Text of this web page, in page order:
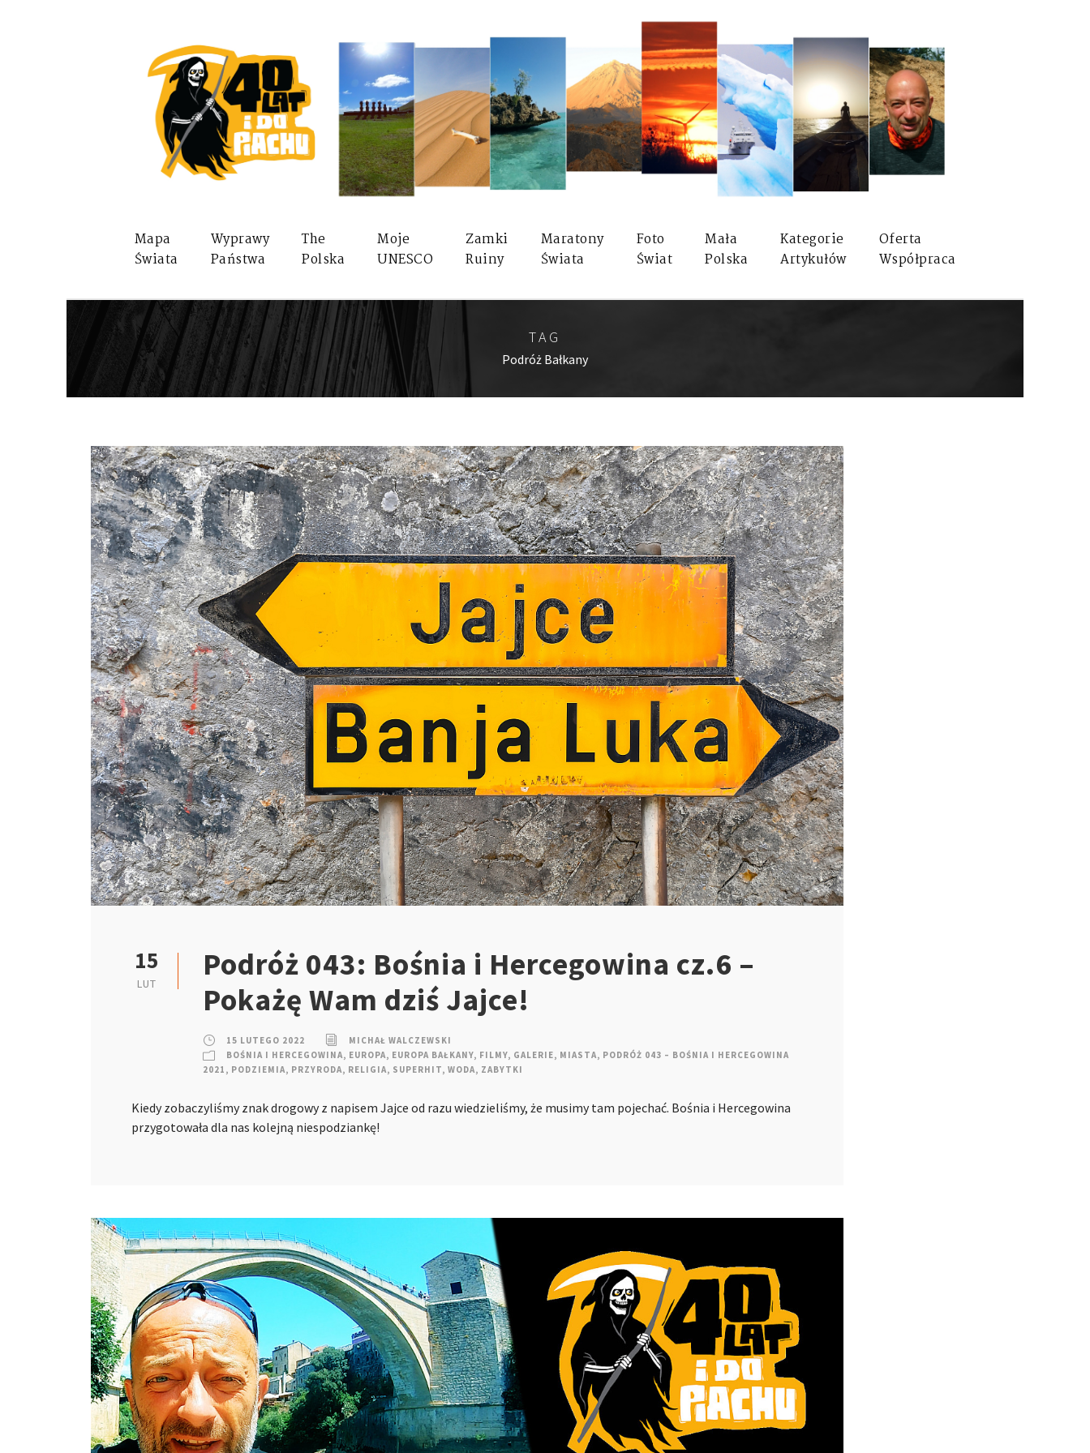
Mapa
Świata
Wyprawy
Państwa
The
Polska
Moje
UNESCO
Zamki
Ruiny
Maratony
Świata
Foto
Świat
Mała
Polska
Kategorie
Artykułów
Oferta
Współpraca
TAG
Podróż Bałkany
15
LUT
Podróż 043: Bośnia i Hercegowina cz.6 –
Pokażę Wam dziś Jajce!
15 LUTEGO 2022
MICHAŁ WALCZEWSKI
BOŚNIA I HERCEGOWINA, EUROPA, EUROPA BAŁKANY, FILMY, GALERIE, MIASTA, PODRÓŻ 043 – BOŚNIA I HERCEGOWINA
2021 , PODZIEMIA, PRZYRODA, RELIGIA, SUPERHIT, WODA, ZABYTKI
Kiedy zobaczyliśmy znak drogowy z napisem Jajce od razu wiedzieliśmy, że musimy tam pojechać. Bośnia i Hercegowina
przygotowała dla nas kolejną niespodziankę!